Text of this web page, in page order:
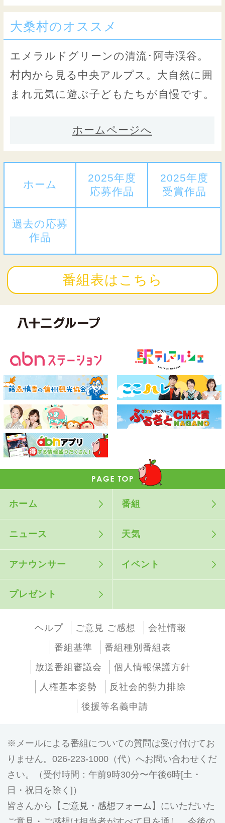
大桑村のオススメ
エメラルドグリーンの清流･阿寺渓谷。
村内から見る中央アルプス。大自然に囲
まれ元気に遊ぶ子どもたちが自慢です。
ホームページへ
ホーム
2025年度
応募作品
2025年度
受賞作品
過去の応募
作品
番組表はこちら
ホーム 番組
ニュース 天気
アナウンサー イベント
プレゼント
ヘルプ ご意見 ご感想
会社情報
番組基準
番組種別番組表
放送番組審議会
個人情報保護方針
人権基本姿勢
反社会的勢力排除
後援等名義申請
メールによる番組についての質問は受け付けてお
りません。026-223-1000（代）へお問い合わせくだ
さい。（受付時間：午前9時30分〜午後6時[土・
日・祝日を除く]）
皆さんから【 ご意見・感想フォーム 】にいただいた